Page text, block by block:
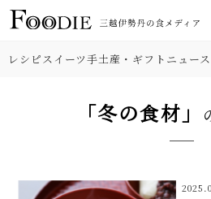
レシピスイーツ手土産・ギフト ニュー
「冬の食材」